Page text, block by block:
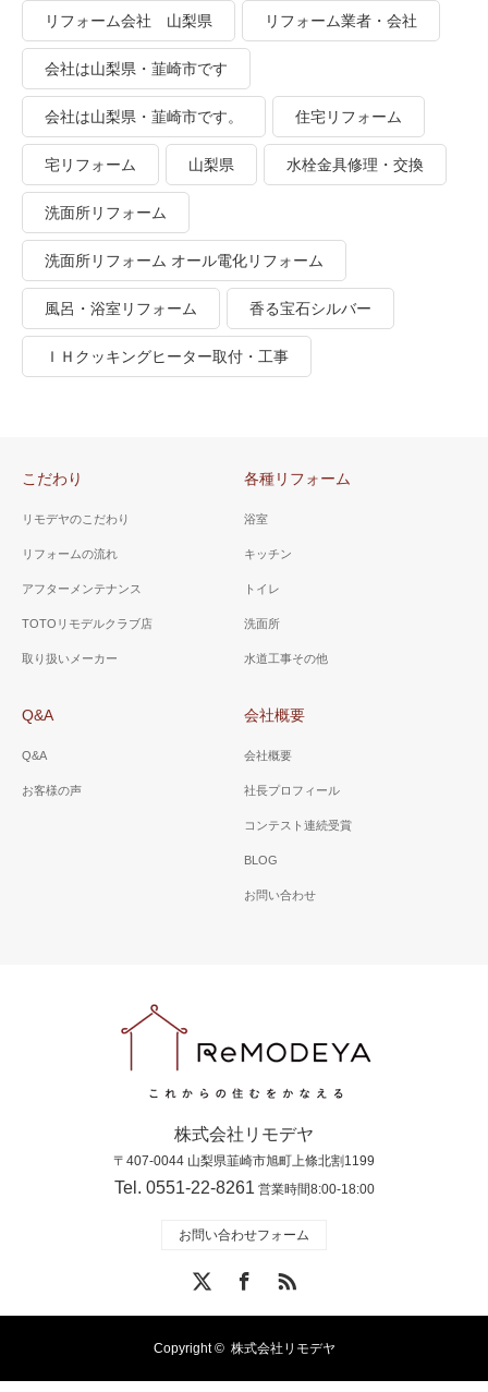
リフォーム会社 山梨県 リフォーム業者・会社
会社は山梨県・韮崎市です
会社は山梨県・韮崎市です。 住宅リフォーム
宅リフォーム 山梨県 水栓金具修理・交換
洗面所リフォーム
洗面所リフォーム オール電化リフォーム
風呂・浴室リフォーム 香る宝石シルバー
ＩＨクッキングヒーター取付・工事
こだわり
リモデヤのこだわり
リフォームの流れ
アフターメンテナンス
TOTOリモデルクラブ店
取り扱いメーカー
各種リフォーム
浴室
キッチン
トイレ
洗面所
水道工事その他
Q&A
Q&A
お客様の声
会社概要
会社概要
社長プロフィール
コンテスト連続受賞
BLOG
お問い合わせ
株式会社リモデヤ
〒407-0044 山梨県韮崎市旭町上條北割1199
Tel. 0551-22-8261営業時間8:00-18:00
お問い合わせフォーム
RSS
Copyright © 株式会社リモデヤ